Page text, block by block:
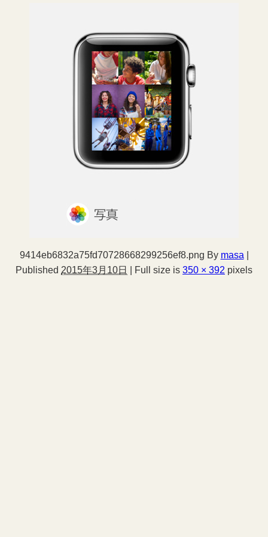
9414eb6832a75fd70728668299256ef8.png By masa
Published 2015年3月10日 Full size is 350 × 392 pixels